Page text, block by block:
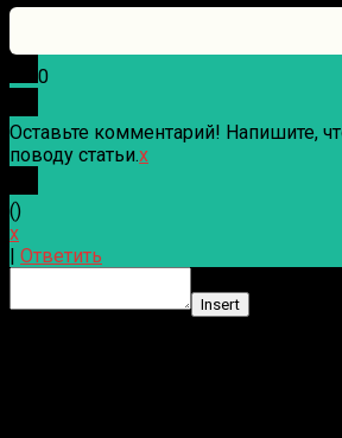
0
Оставьте комментарий! Напишите,
поводу статьи.x
()
x
Ответить
Insert